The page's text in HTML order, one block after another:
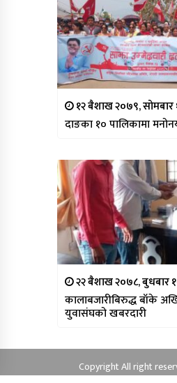
१२ बैशाख २०७९, सोमबार
दाङका १० पालिकामा
२२ बैशाख २०७८, बुधबार
कालाबजारीबिरुद्ध बाँके
युवासंघको खबरदारी
Copyright All right